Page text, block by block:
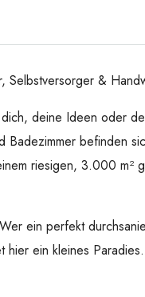
Selbstversorger &
deine Ideen oder
Badezimmer
riesigen, 3.000 m²
ein perfekt
hier ein kleines Paradies.